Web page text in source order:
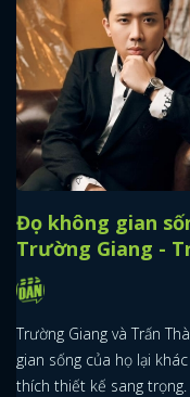
Đọ không gian
Trường Giang -
Trường Giang và Trấn
gian sống của họ lại
thích thiết kế sang trọng.